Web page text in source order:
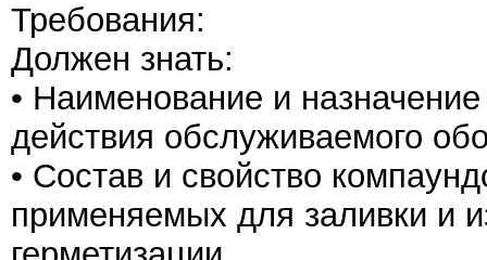
Требования:
Должен знать:
• Наименование и
действия обслуживаемого
• Состав и свойство
применяемых для заливки и